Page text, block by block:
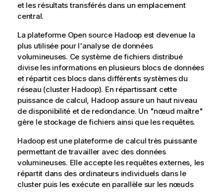
et les résultats transférés dans un emplacement
central.
La plateforme Open source Hadoop est devenue la
plus utilisée pour l'analyse de données
volumineuses. Ce système de fichiers distribué
divise les informations en plusieurs blocs de données
et répartit ces blocs dans différents systèmes du
réseau (cluster Hadoop). En répartissant cette
puissance de calcul, Hadoop assure un haut niveau
de disponibilité et de redondance. Un "nœud maître"
gère le stockage de fichiers ainsi que les requêtes.
Hadoop est une plateforme de calcul très puissante
permettant de travailler avec des données
volumineuses. Elle accepte les requêtes externes, les
répartit dans des ordinateurs individuels dans le
cluster puis les exécute en parallèle sur les nœuds